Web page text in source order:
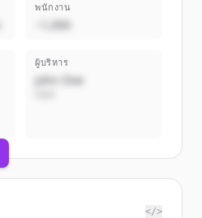
พนักงาน
~1,000
ผู้บริหาร
John Doe
</>